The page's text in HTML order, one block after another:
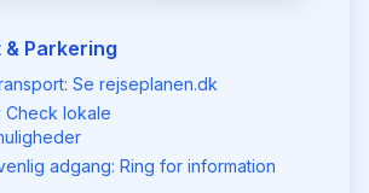
Parkering
Se rejseplanen.dk
Check lokale
adgang: Ring for information